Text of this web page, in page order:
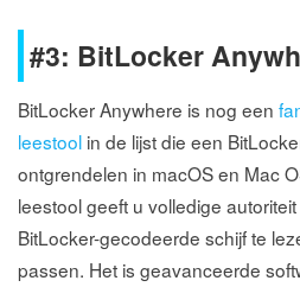
#3: BitLocker
BitLocker Anywhere is nog een
leestool in de lijst die een
ontgrendelen in macOS en Mac
leestool geeft u volledige
BitLocker-gecodeerde schijf te
passen. Het is geavanceerde